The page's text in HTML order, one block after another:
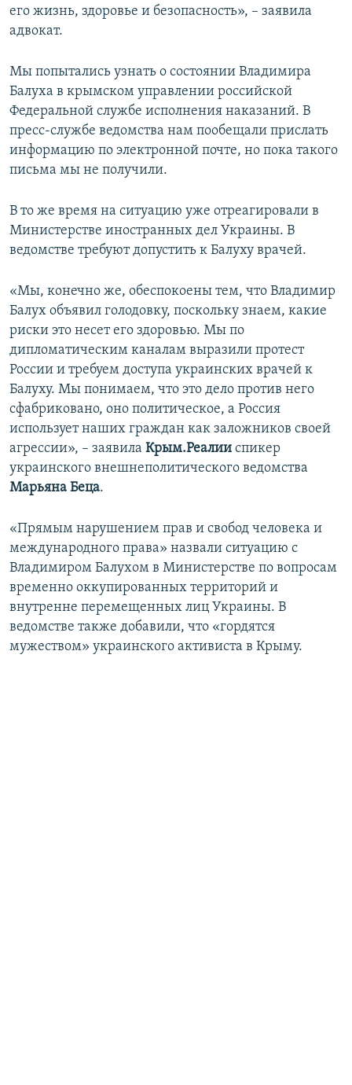
его жизнь, здоровье и безопасность», – заявила
адвокат.
Мы попытались узнать о состоянии Владимира
Балуха в крымском управлении российской
Федеральной службе исполнения наказаний. В
пресс-службе ведомства нам пообещали прислать
информацию по электронной почте, но пока такого
письма мы не получили.
В то же время на ситуацию уже отреагировали в
Министерстве иностранных дел Украины. В
ведомстве требуют допустить к Балуху врачей.
«Мы, конечно же, обеспокоены тем, что Владимир
Балух объявил голодовку, поскольку знаем, какие
риски это несет его здоровью. Мы по
дипломатическим каналам выразили протест
России и требуем доступа украинских врачей к
Балуху. Мы понимаем, что это дело против него
сфабриковано, оно политическое, а Россия
использует наших граждан как заложников своей
агрессии», – заявила Крым.Реалии спикер
украинского внешнеполитического ведомства
Марьяна Беца.
«Прямым нарушением прав и свобод человека и
международного права» назвали ситуацию с
Владимиром Балухом в Министерстве по вопросам
временно оккупированных территорий и
внутренне перемещенных лиц Украины. В
ведомстве также добавили, что «гордятся
мужеством» украинского активиста в Крыму.